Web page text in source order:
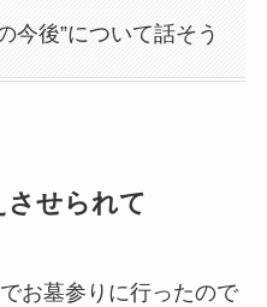
今後”について話そう
させられて
お墓参りに行ったので